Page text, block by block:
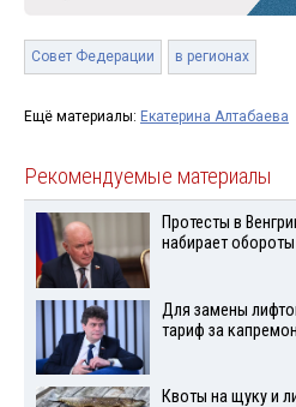
Совет Федерации в регионах
Ещё материалы: Екатерина Алтабаева
Рекомендуемые материалы
Протесты в
набирает обороты
Для замены
тариф за
Квоты на щуку и